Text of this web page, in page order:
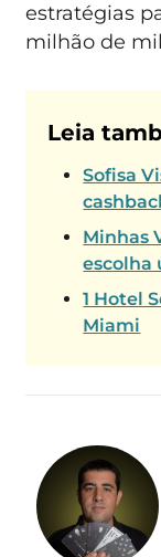
estratégias
milhão de
Leia
Sofisa
Minhas
escolha
1 Hotel
Miami